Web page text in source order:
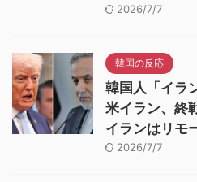
2026/7/7
韓国の反応
韓国人「イラ
米イラン、終
イランはリモ
2026/7/7